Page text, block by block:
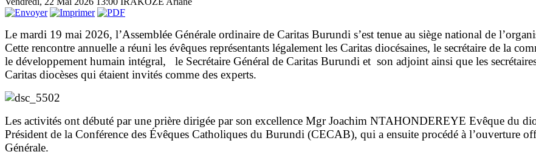
Le mardi 19 mai 2026, l’Assemblée Générale ordinaire de Caritas Burundi s’est tenue au siège national de
Cette rencontre annuelle a réuni les évêques représentants légalement les Caritas diocésaines, le secrétaire de la
le développement humain intégral, le Secrétaire Général de Caritas Burundi et son adjoint ainsi que les
Caritas diocèses qui étaient invités comme des experts.
Les activités ont débuté par une prière dirigée par son excellence Mgr Joachim NTAHONDEREYE Evêque du
Président de la Conférence des Évêques Catholiques du Burundi (CECAB), qui a ensuite procédé à l’ouverture
Générale.